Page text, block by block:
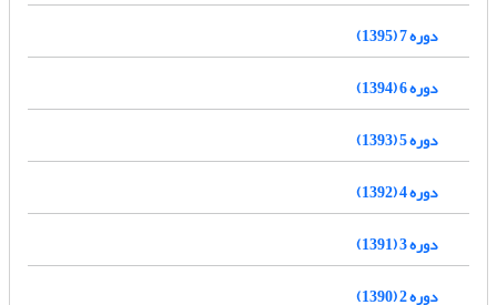
دوره 7 (1395)
دوره 6 (1394)
دوره 5 (1393)
دوره 4 (1392)
دوره 3 (1391)
دوره 2 (1390)